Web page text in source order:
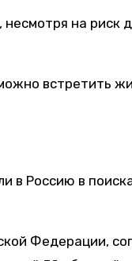
на риск
встретить
в Россию в
Федерации,